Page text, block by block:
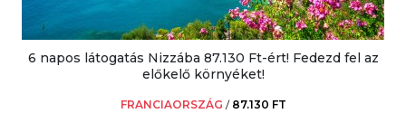
6 napos látogatás Nizzába 87.130 Ft-ért! Fedezd fel az
előkelő környéket!
FRANCIAORSZÁG / 87.130 FT